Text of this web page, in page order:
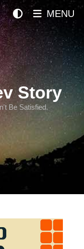
Story
Be Satisfied.
MENU